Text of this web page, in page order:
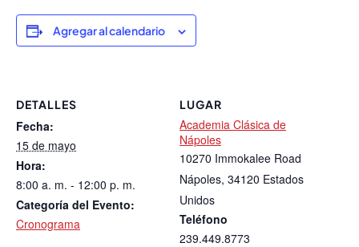
Agregar al calendario
DETALLES
Fecha:
15 de mayo
Hora:
8:00 a. m. - 12:00 p. m.
Categoría del Evento:
Cronograma
LUGAR
Academia Clásica de
Nápoles
10270 Immokalee Road
Nápoles, 34120 Estados
Unidos
Teléfono
239.449.8773